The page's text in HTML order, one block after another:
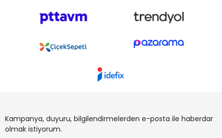
Kampanya, duyuru, bilgilendirmelerden e-posta ile haberdar
olmak istiyorum.